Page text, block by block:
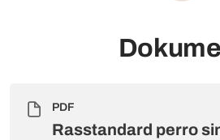
PDF
Rasstandard perro